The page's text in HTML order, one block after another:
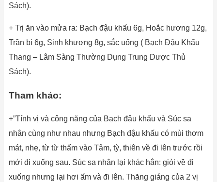
Sách).
+ Trị ăn vào mửa ra: Bạch đậu khấu 6g, Hoắc hương 12g,
Trần bì 6g, Sinh khương 8g, sắc uống ( Bạch Đậu Khấu
Thang – Lâm Sàng Thường Dụng Trung Dược Thủ
Sách).
Tham khảo:
+”Tính vị và công năng của Bạch đậu khấu và Súc sa
nhân cùng như nhau nhưng Bạch đậu khấu có mùi thơm
mát, nhẹ, từ từ thấm vào Tâm, tỳ, thiên về đi lên trước rồi
mới đi xuống sau. Súc sa nhân lại khác hẳn: giỏi về đi
xuống nhưng lại hơi ấm và đi lên. Thăng giáng của 2 vị